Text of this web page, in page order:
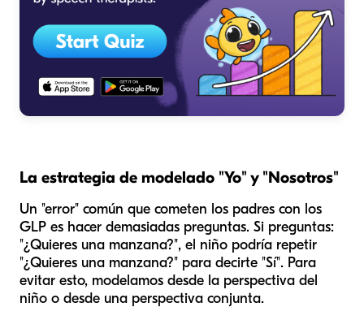
La estrategia de modelado "Yo" y "Nosotros"
Un "error" común que cometen los padres con los
GLP es hacer demasiadas preguntas. Si preguntas:
"¿Quieres una manzana?", el niño podría repetir
"¿Quieres una manzana?" para decirte "Sí". Para
evitar esto, modelamos desde la perspectiva del
niño o desde una perspectiva conjunta.